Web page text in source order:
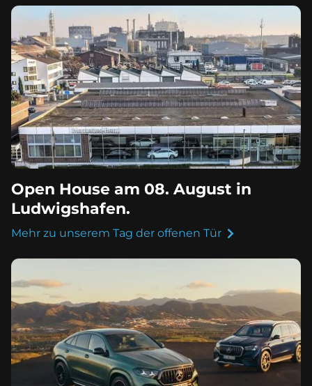
Open House am 08. August in
Ludwigshafen.
Mehr zu unserem Tag der offenen Tür